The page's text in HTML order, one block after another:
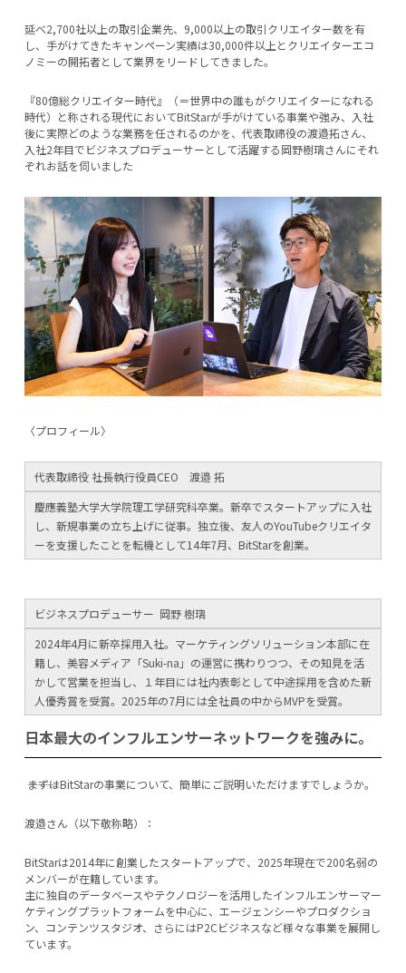
延べ2,700社以上の取引企業先、9,000以上の取引クリエイター数を有
し、手がけてきたキャンペーン実績は30,000件以上とクリエイターエコ
ノミーの開拓者として業界をリードしてきました。
『80億総クリエイター時代』（＝世界中の誰もがクリエイターになれる
時代）と称される現代においてBitStarが手がけている事業や強み、入社
後に実際どのような業務を任されるのかを、代表取締役の渡邉拓さん、
入社2年目でビジネスプロデューサーとして活躍する岡野樹璃さんにそれ
ぞれお話を伺いました
〈プロフィール〉
代表取締役 社長執行役員CEO 渡邉 拓
慶應義塾大学大学院理工学研究科卒業。新卒でスタートアップに入社
し、新規事業の立ち上げに従事。独立後、友人のYouTubeクリエイタ
ーを支援したことを転機として14年7月、BitStarを創業。
ビジネスプロデューサー 岡野 樹璃
2024年4月に新卒採用入社。マーケティングソリューション本部に在
籍し、美容メディア「Suki-na」の運営に携わりつつ、その知見を活
かして営業を担当し、１年目には社内表彰として中途採用を含めた新
人優秀賞を受賞。2025年の7月には全社員の中からMVPを受賞。
日本最大のインフルエンサーネットワークを強みに。
―――まずはBitStarの事業について、簡単にご説明いただけますでしょうか。
渡邉​さん（以下敬称略）：
BitStarは2014年に創業したスタートアップで、2025年現在で200名弱の
メンバーが在籍しています。
主に独自のデータベースやテクノロジーを活用したインフルエンサーマー
ケティングプラットフォームを中心に、エージェンシーやプロダクショ
ン、コンテンツスタジオ、さらにはP2Cビジネスなど様々な事業を展開し
ています。